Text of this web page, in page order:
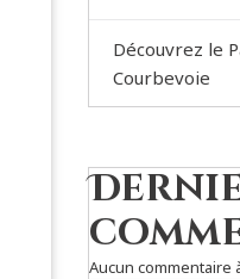
Découvrez le
Courbevoie
Aucun commentaire